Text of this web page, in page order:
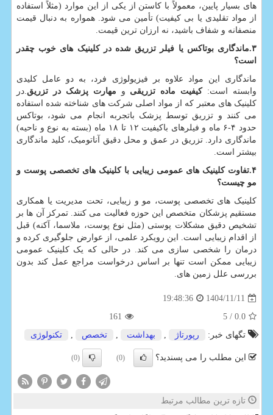
های بسیار پایین، معمولاً با کاستن از یکی از این موارد (مثلاً استفاده
از مواد تقلیدی یا بی کیفیت) تأمین می شود. همواره به دنبال قیمت
منصفانه و شفاف باشید، نه ارزان ترین قیمت.
۳.ماندگاری بوتاکس یا فیلر تزریق شده در کلینیک های خوب چقدر
است؟
ماندگاری این مواد علاوه بر فیزیولوژی فرد، به دو عامل کلیدی
وابسته است:کیفیت ماده تزریقی و مهارت پزشک در تزریق .در
کلینیک های معتبر که از مواد اصلی شرکت های شناخته شده استفاده
می کنند و تزریق توسط پزشک باتجربه انجام می شود، بوتاکس
حدود ۴-۶ ماه و فیلرهای باکیفیت ۱۲ تا ۱۸ ماه (بسته به نوع و ناحیه)
ماندگاری دارد. تزریق در عمق و محل دقیق آناتومیک، کلید ماندگاری
بیشتر است.
۴.تفاوت کلینیک های عمومی زیبایی با کلینیک های تخصصی پوست و
مو چیست؟
کلینیک های تخصصی پوست، مو و زیبایی، تحت مدیریت یا همکاری
مستقیم پزشکان متخصص این حوزه فعالیت می کنند. تمرکز آن ها بر
تشخیص دقیق مشکلات پوستی (مثل نوع پوست، ملاسما، آکنه) قبل
از اقدام زیبایی است. این رویکرد علمی، از عوارض جلوگیری کرده و
درمان را شخصی سازی می کند. در حالی که یک کلینیک عمومی
زیبایی ممکن است تنها بر اساس درخواست مراجع عمل کند بدون
بررسی علل زمین های.
1404/11/11
19:48:36
0.0
/ 5
161
تگهای خبر:
رپورتاژ , بهداشت , تخصص , تكنولوژی
این مطلب را می پسندید؟ (0)
(0)
تازه ترین مطالب مرتبط